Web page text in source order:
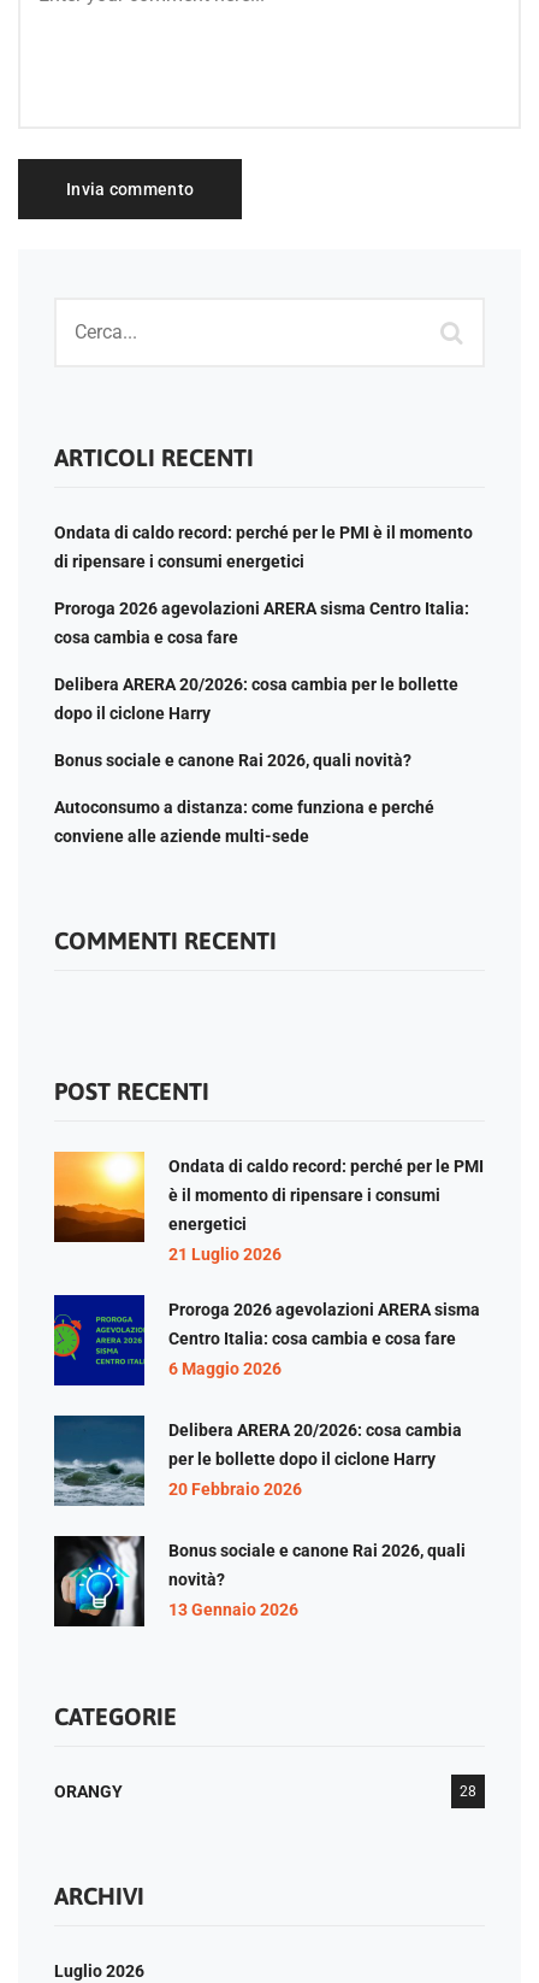
ARTICOLI RECENTI
Ondata di caldo record: perché per le PMI è il momento
di ripensare i consumi energetici
Proroga 2026 agevolazioni ARERA sisma Centro Italia:
cosa cambia e cosa fare
Delibera ARERA 20/2026: cosa cambia per le bollette
dopo il ciclone Harry
Bonus sociale e canone Rai 2026, quali novità?
Autoconsumo a distanza: come funziona e perché
conviene alle aziende multi-sede
COMMENTI RECENTI
POST RECENTI
Ondata di caldo record: perché per le PMI
è il momento di ripensare i consumi
energetici
21 Luglio 2026
Proroga 2026 agevolazioni ARERA sisma
Centro Italia: cosa cambia e cosa fare
6 Maggio 2026
Delibera ARERA 20/2026: cosa cambia
per le bollette dopo il ciclone Harry
20 Febbraio 2026
Bonus sociale e canone Rai 2026, quali
novità?
13 Gennaio 2026
CATEGORIE
ORANGY 28
ARCHIVI
Luglio 2026